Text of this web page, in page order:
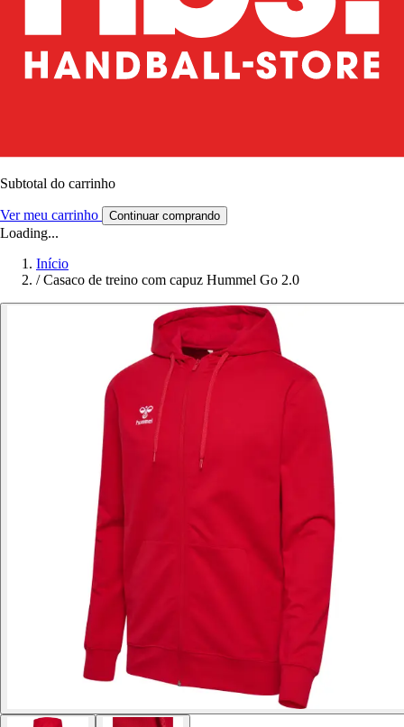
Subtotal do carrinho
Ver meu carrinho Continuar comprando
Loading...
Início
/ Casaco de treino com capuz Hummel Go 2.0